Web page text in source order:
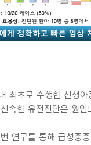
최초로 수행한 신생
속한 유전진단은 원
연구를 통해 급성중